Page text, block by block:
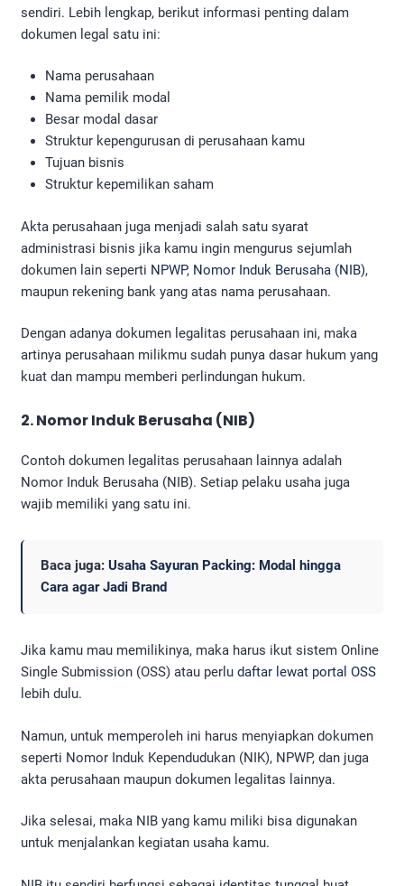
sendiri. Lebih lengkap, berikut informasi penting dalam
dokumen legal satu ini:
Nama perusahaan
Nama pemilik modal
Besar modal dasar
Struktur kepengurusan di perusahaan kamu
Tujuan bisnis
Struktur kepemilikan saham
Akta perusahaan juga menjadi salah satu syarat
administrasi bisnis jika kamu ingin mengurus sejumlah
dokumen lain seperti NPWP, Nomor Induk Berusaha (NIB),
maupun rekening bank yang atas nama perusahaan.
Dengan adanya dokumen legalitas perusahaan ini, maka
artinya perusahaan milikmu sudah punya dasar hukum yang
kuat dan mampu memberi perlindungan hukum.
2. Nomor Induk Berusaha (NIB)
Contoh dokumen legalitas perusahaan lainnya adalah
Nomor Induk Berusaha (NIB). Setiap pelaku usaha juga
wajib memiliki yang satu ini.
Baca juga: Usaha Sayuran Packing: Modal hingga
Cara agar Jadi Brand
Jika kamu mau memilikinya, maka harus ikut sistem Online
Single Submission (OSS) atau perlu daftar lewat portal OSS
lebih dulu.
Namun, untuk memperoleh ini harus menyiapkan dokumen
seperti Nomor Induk Kependudukan (NIK), NPWP, dan juga
akta perusahaan maupun dokumen legalitas lainnya.
Jika selesai, maka NIB yang kamu miliki bisa digunakan
untuk menjalankan kegiatan usaha kamu.